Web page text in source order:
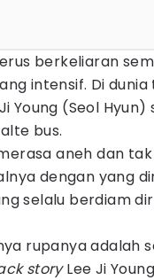
berkeliaran
intensif. Di
Young (Seol
bus.
aneh dan
dengan yang
selalu berdiam
rupanya adalah
storyLee Ji